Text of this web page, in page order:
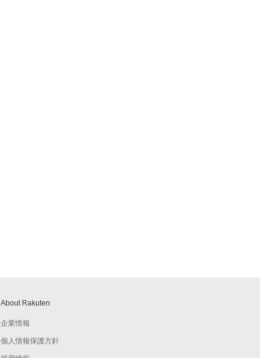
About Rakuten
企業情報
個人情報保護方針